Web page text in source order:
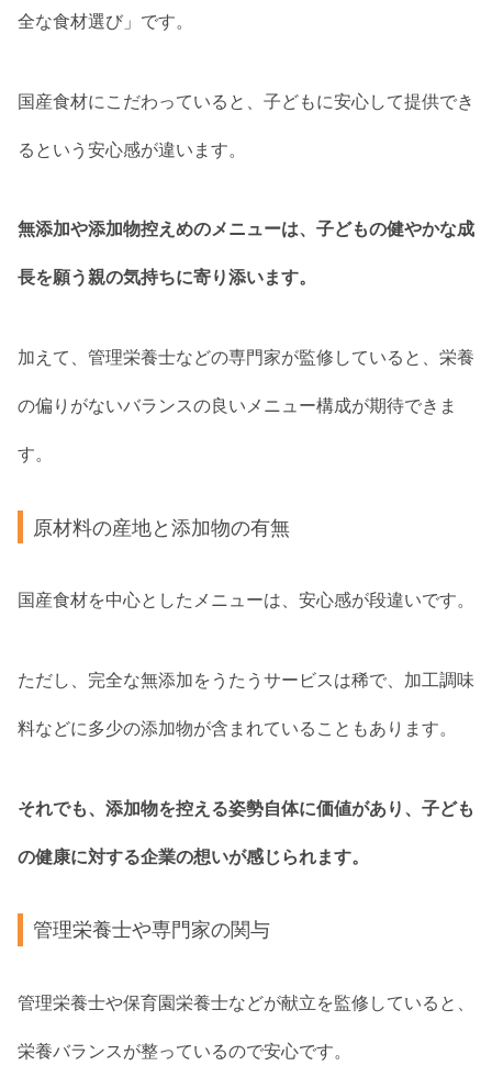
全な食材選び」です。
国産食材にこだわっていると、子どもに安心して提供でき
るという安心感が違います。
無添加や添加物控えめのメニューは、子どもの健やかな成
長を願う親の気持ちに寄り添います。
加えて、管理栄養士などの専門家が監修していると、栄養
の偏りがないバランスの良いメニュー構成が期待できま
す。
原材料の産地と添加物の有無
国産食材を中心としたメニューは、安心感が段違いです。
ただし、完全な無添加をうたうサービスは稀で、加工調味
料などに多少の添加物が含まれていることもあります。
それでも、添加物を控える姿勢自体に価値があり、子ども
の健康に対する企業の想いが感じられます。
管理栄養士や専門家の関与
管理栄養士や保育園栄養士などが献立を監修していると、
栄養バランスが整っているので安心です。